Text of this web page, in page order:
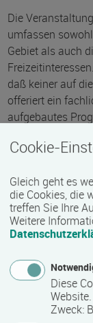
Die
umfassen
Gebiet als auch
daß keiner auf
offeriert ein
aufgebautes
Ausdifferenziert
Kursen zur
Anwendung,
ausdrücklich
berufsbezogen
Weitere Kurse
Gesellschaft
Cookie-
Gleich geht es
die Cookies, die
treffen Sie Ihre
Weitere
Diese
Website.
Zweck: